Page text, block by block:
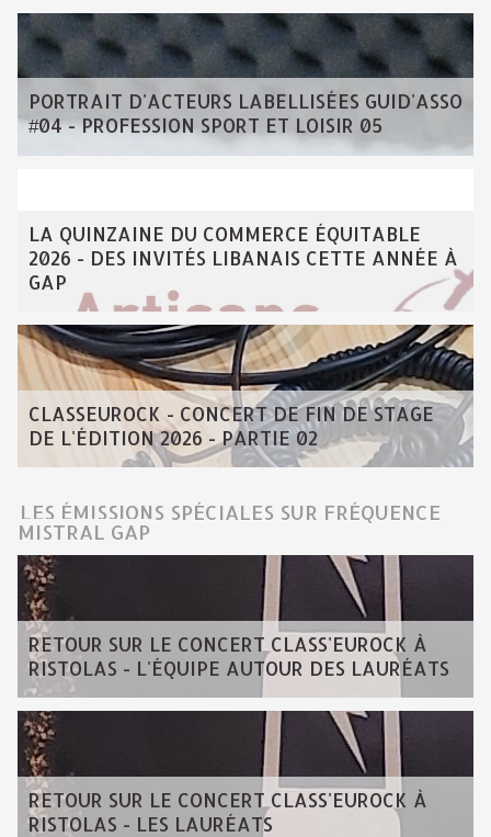
PORTRAIT D'ACTEURS LABELLISÉES GUID'ASSO
#04 - PROFESSION SPORT ET LOISIR 05
LA QUINZAINE DU COMMERCE ÉQUITABLE
2026 - DES INVITÉS LIBANAIS CETTE ANNÉE À
GAP
CLASSEUROCK - CONCERT DE FIN DE STAGE
DE L'ÉDITION 2026 - PARTIE 02
LES ÉMISSIONS SPÉCIALES SUR FRÉQUENCE
MISTRAL GAP
RETOUR SUR LE CONCERT CLASS'EUROCK À
RISTOLAS - L'ÉQUIPE AUTOUR DES LAURÉATS
RETOUR SUR LE CONCERT CLASS'EUROCK À
RISTOLAS - LES LAURÉATS